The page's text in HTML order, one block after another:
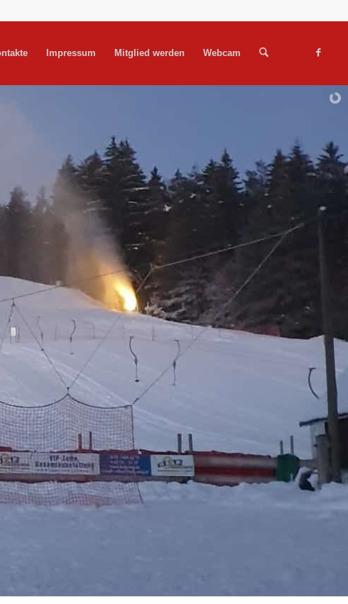
Impressum Mitglied werden Webcam